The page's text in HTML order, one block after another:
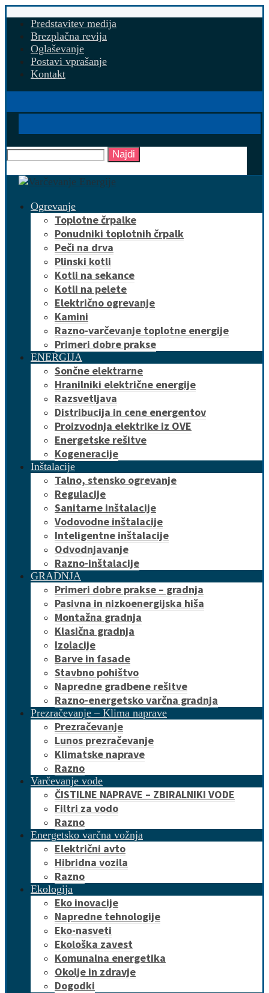
Predstavitev medija
Brezplačna revija
Oglaševanje
Postavi vprašanje
Kontakt
Najdi
Ogrevanje
Toplotne črpalke
Ponudniki toplotnih črpalk
Peči na drva
Plinski kotli
Kotli na sekance
Kotli na pelete
Električno ogrevanje
Kamini
Razno-varčevanje toplotne energije
Primeri dobre prakse
ENERGIJA
Sončne elektrarne
Hranilniki električne energije
Razsvetljava
Distribucija in cene energentov
Proizvodnja elektrike iz OVE
Energetske rešitve
Kogeneracije
Inštalacije
Talno, stensko ogrevanje
Regulacije
Sanitarne inštalacije
Vodovodne inštalacije
Inteligentne inštalacije
Odvodnjavanje
Razno-inštalacije
GRADNJA
Primeri dobre prakse – gradnja
Pasivna in nizkoenergijska hiša
Montažna gradnja
Klasična gradnja
Izolacije
Barve in fasade
Stavbno pohištvo
Napredne gradbene rešitve
Razno-energetsko varčna gradnja
Prezračevanje – Klima naprave
Prezračevanje
Lunos prezračevanje
Klimatske naprave
Razno
Varčevanje vode
ČISTILNE NAPRAVE – ZBIRALNIKI VODE
Filtri za vodo
Razno
Energetsko varčna vožnja
Električni avto
Hibridna vozila
Razno
Ekologija
Eko inovacije
Napredne tehnologije
Eko-nasveti
Ekološka zavest
Komunalna energetika
Okolje in zdravje
Dogodki